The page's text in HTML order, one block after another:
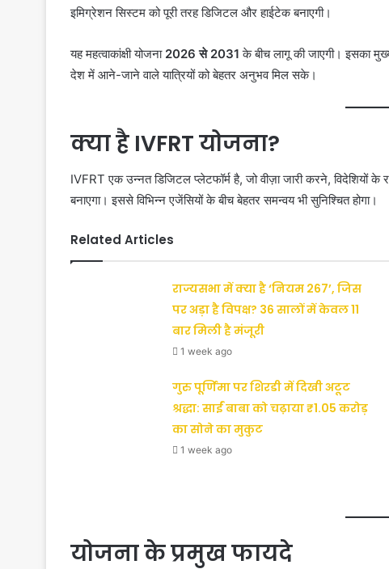
इमिग्रेशन सिस्टम को पूरी तरह डिजिटल और हाईटेक बनाएगी।
यह महत्वाकांक्षी योजना 2026 से 2031 के बीच लागू की जाएगी। इसका
देश में आने-जाने वाले यात्रियों को बेहतर अनुभव मिल सके।
क्या है IVFRT योजना?
IVFRT एक उन्नत डिजिटल प्लेटफॉर्म है, जो वीज़ा जारी करने, विदेशियों
बनाएगा। इससे विभिन्न एजेंसियों के बीच बेहतर समन्वय भी सुनिश्चित होगा।
Related Articles
राज्यसभा में क्या है ‘नियम 267’, जिस
पर अड़ा है विपक्ष? 36 सालों में केवल 11
बार मिली है मंजूरी
1 week ago
गुरु पूर्णिमा पर शिरडी में दिखी अटूट
श्रद्धा: साईं बाबा को चढ़ाया ₹1.05 करोड़
का सोने का मुकुट
1 week ago
योजना के प्रमुख फायदे